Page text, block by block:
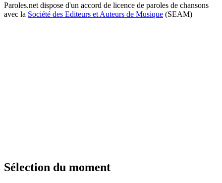
Paroles.net dispose d'un accord de licence de paroles de chansons
avec la Société des Editeurs et Auteurs de Musique (SEAM)
Sélection du moment